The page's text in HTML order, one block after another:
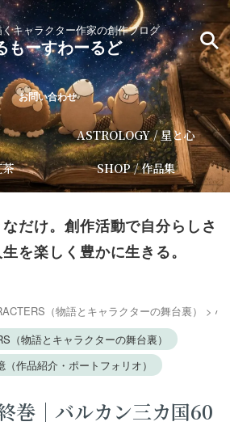
キャラクター作家の創作ブログ
もーすわーるど
お問い合わせ
ASTROLOGY / 星と心
SHOP / 作品集
だけ。創作活動で自分らしさ
を楽しく豊かに生きる。
（物語とキャラクターの舞台裏） > 心
（物語とキャラクターの舞台裏）
作品紹介・ポートフォリオ）
巻｜バルカン三カ国60